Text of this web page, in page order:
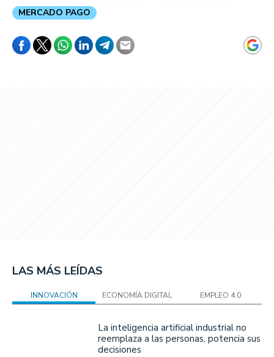
MERCADO PAGO
LAS MÁS LEÍDAS
INNOVACIÓN ECONOMÍA DIGITAL EMPLEO 4.0
La inteligencia artificial industrial no
reemplaza a las personas, potencia sus
decisiones